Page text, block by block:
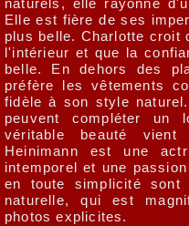
naturels, elle rayonne
Elle est fière de ses
plus belle. Charlotte croit
l'intérieur et que la
belle. En dehors des
préfère les vêtements
fidèle à son style
peuvent compléter
véritable beauté
Heinimann est une
intemporel et une
en toute simplicité sont
naturelle, qui est
photos explicites.